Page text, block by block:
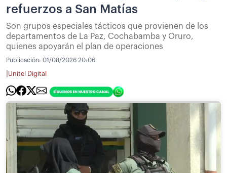
refuerzos a San Matías
Son grupos especiales tácticos que provienen de los
departamentos de La Paz, Cochabamba y Oruro,
quienes apoyarán el plan de operaciones
Publicación: 01/08/2026 20:06
Unitel Digital